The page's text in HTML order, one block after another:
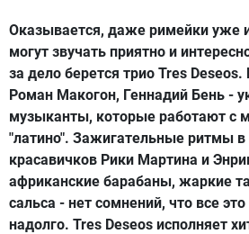
Оказывается, даже римейки уже
могут звучать приятно и
за дело берется трио Tres
Роман Макогон, Геннадий Бень -
музыканты, которые работают с
"латино". Зажигательные ритмы в
красавичков Рики Мартина и
африканские барабаны, жаркие
сальса - нет сомнений, что все
надолго. Tres Deseos исполняет